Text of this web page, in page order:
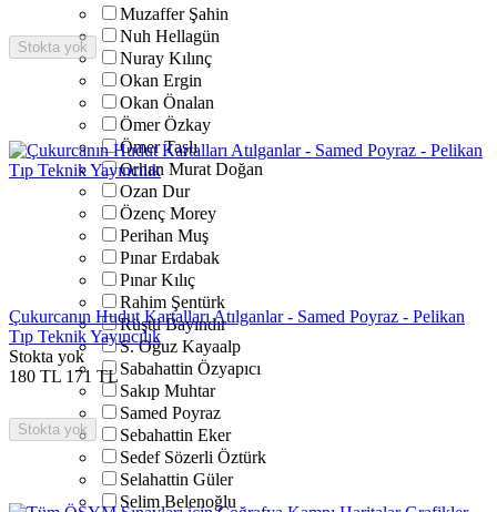
Muzaffer Şahin
Nuh Hellagün
Nuray Kılınç
Okan Ergin
Okan Önalan
Ömer Özkay
Ömer Taşlı
Orhan Murat Doğan
Ozan Dur
Özenç Morey
Perihan Muş
Pınar Erdabak
Pınar Kılıç
Rahim Şentürk
Rüştü Bayındır
S. Oğuz Kayaalp
Sabahattin Özyapıcı
Sakıp Muhtar
Samed Poyraz
Sebahattin Eker
Sedef Sözerli Öztürk
Selahattin Güler
Selim Belenoğlu
Stokta yok
Çukurcanın Hudut Kartalları Atılganlar - Samed Poyraz - Pelikan
Tıp Teknik Yayıncılık
Stokta yok
180 TL 171 TL
Stokta yok